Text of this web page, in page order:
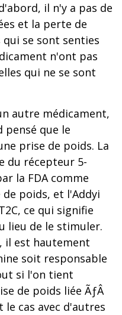
il n'y a pas de
et la perte de
qui se sont senties
n'ont pas
qui ne se sont
autre médicament,
pensé que le
prise de poids. La
du récepteur 5-
la FDA comme
poids, et l'Addyi
ce qui signifie
lieu de le stimuler.
il est hautement
soit responsable
si l'on tient
de poids liée ÃƒÂ
cas avec d'autres